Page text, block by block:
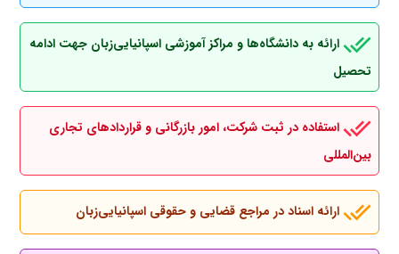
ارائه به دانشگاه‌ها و مراکز آموزشی اسپانیایی‌زبان جهت ادامه
تحصیل
استفاده در ثبت شرکت، امور بازرگانی و قراردادهای تجاری
بین‌المللی
ارائه اسناد در مراجع قضایی و حقوقی اسپانیایی‌زبان